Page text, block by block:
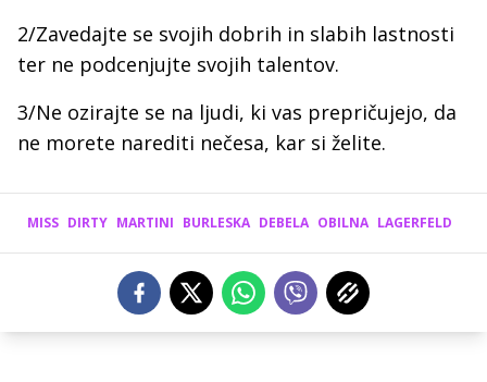
2/Zavedajte se svojih dobrih in slabih lastnosti
ter ne podcenjujte svojih talentov.
3/Ne ozirajte se na ljudi, ki vas prepričujejo, da
ne morete narediti nečesa, kar si želite.
MISS DIRTY MARTINI BURLESKA DEBELA OBILNA LAGERFELD